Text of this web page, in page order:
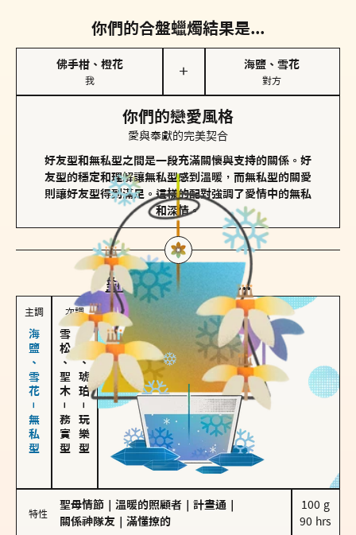
你們的合盤蠟燭結果是...
佛手柑、橙花
我
＋
海鹽、雪花
對方
你們的戀愛風格
愛與奉獻的完美契合
好友型和無私型之間是一段充滿關懷與支持的關係。好
友型的穩定和理解讓無私型感到溫暖，而無私型的關愛
則讓好友型得到滿足。這樣的配對強調了愛情中的無私
和深情。
對方的主調蠟燭是...
主調
海鹽、雪花－無私型
次調
雪松、聖木
－
務實型
皮革、琥珀
－
玩樂型
特性
聖母情節 溫暖的照顧者 計畫通
關係神隊友
滿懂撩的
100 g
90 hrs